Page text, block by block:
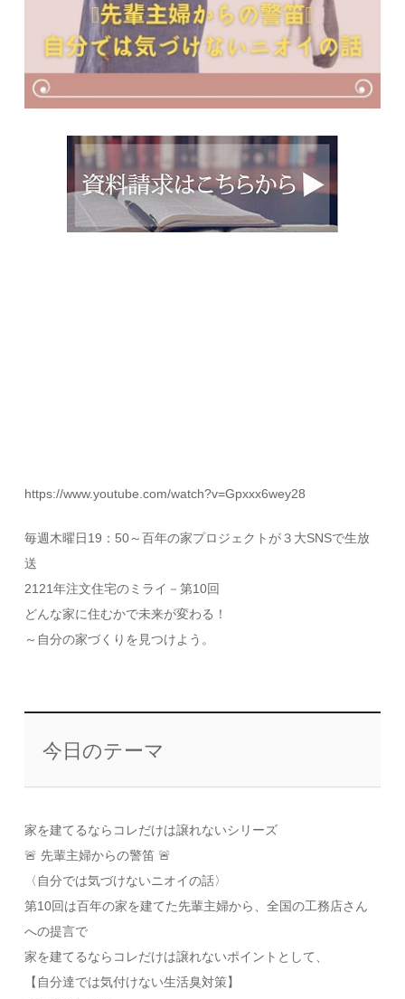
https://www.youtube.com/watch?v=Gpxxx6wey28
毎週木曜日19：50～百年の家プロジェクトが３大SNSで生放
送
2121年注文住宅のミライ－第10回
どんな家に住むかで未来が変わる！
～自分の家づくりを見つけよう。
今日のテーマ
家を建てるならコレだけは譲れないシリーズ
🚨 先輩主婦からの警笛 🚨
〈自分では気づけないニオイの話〉
第10回は百年の家を建てた先輩主婦から、全国の工務店さん
への提言で
家を建てるならコレだけは譲れないポイントとして、
【自分達では気付けない生活臭対策】